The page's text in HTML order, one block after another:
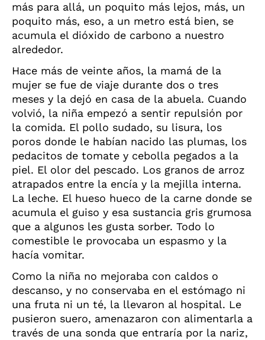
más para allá, un poquito más lejos, más, un
poquito más, eso, a un metro está bien, se
acumula el dióxido de carbono a nuestro
alrededor.
Hace más de veinte años, la mamá de la
mujer se fue de viaje durante dos o tres
meses y la dejó en casa de la abuela. Cuando
volvió, la niña empezó a sentir repulsión por
la comida. El pollo sudado, su lisura, los
poros donde le habían nacido las plumas, los
pedacitos de tomate y cebolla pegados a la
piel. El olor del pescado. Los granos de arroz
atrapados entre la encía y la mejilla interna.
La leche. El hueso hueco de la carne donde se
acumula el guiso y esa sustancia gris grumosa
que a algunos les gusta sorber. Todo lo
comestible le provocaba un espasmo y la
hacía vomitar.
Como la niña no mejoraba con caldos o
descanso, y no conservaba en el estómago ni
una fruta ni un té, la llevaron al hospital. Le
pusieron suero, amenazaron con alimentarla a
través de una sonda que entraría por la nariz,